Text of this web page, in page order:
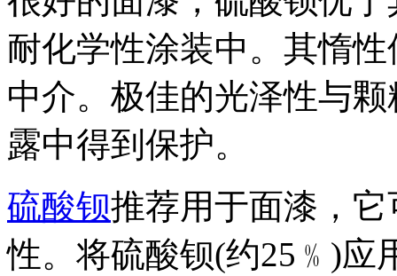
耐化学性涂装中。其惰
中介。极佳的光泽性与
露中得到保护。
硫酸钡推荐用于面漆，
性。将硫酸钡(约25﹪)应